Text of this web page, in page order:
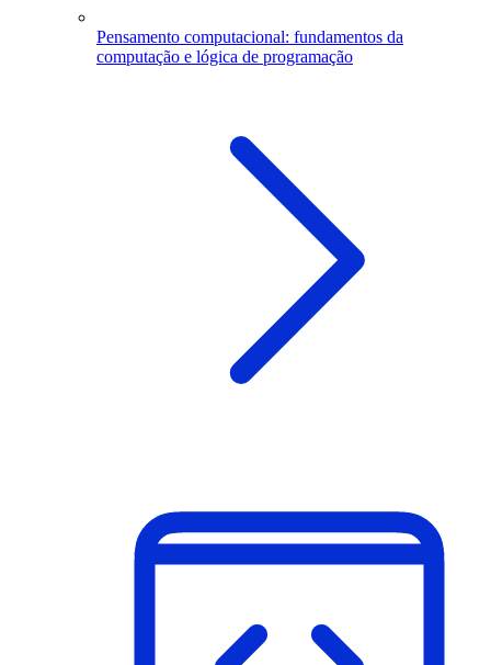
Pensamento computacional: fundamentos da
computação e lógica de programação